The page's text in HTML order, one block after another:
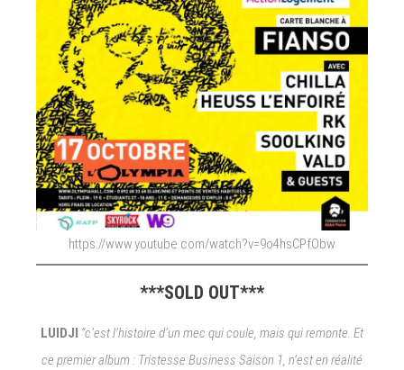
https://www.youtube.com/watch?v=9o4hsCPfObw
***SOLD OUT***
LUIDJI “c’est l’histoire d’un mec qui coule, mais qui remonte. Et
ce premier album : Tristesse Business Saison 1, n’est en réalité